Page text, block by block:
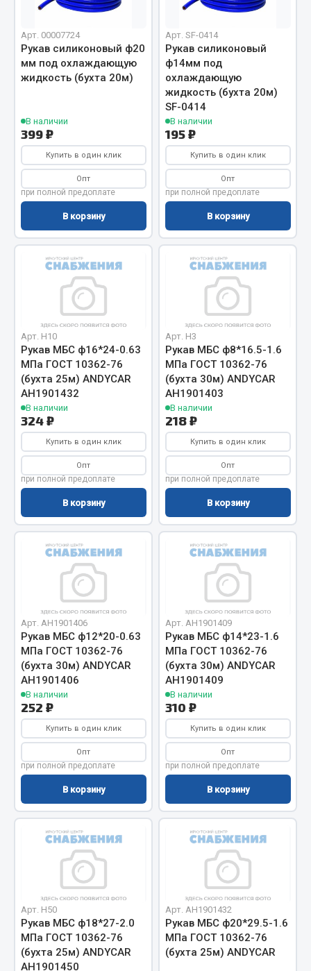
Показать ещё
Весь раздел
Цепи подъёмные
Весь раздел
Кольца уплотнительные
Лента конвейерная
Манжеты
Паронит
Патрубки
Прокладки
Рукава высокого давления
Показать ещё
Весь раздел
Автомобильная электрика
Автолампы
Блоки реле и предохранителей
Вилки нагрузочные
Выключатели и переключатели клавишные
Выключатель массы
Изолента
Показать ещё
Весь раздел
Запчасти на полуприцепы
Амортизаторы для полуприцепов
Весь раздел
Запчасти КамАЗ
Двигатель
Система питания
Система выпуска газа
Система охлаждения
Сцепление
Коробка передач
Коробка передач ZF
Показать ещё
Арт. 00007724
Рукав силиконовый ф20
мм под охлаждающую
жидкость (бухта 20м)
В наличии
399 ₽
Купить в один клик
Опт
при полной предоплате
В корзину
Арт. SF-0414
Рукав силиконовый
ф14мм под
охлаждающую
жидкость (бухта 20м)
SF-0414
В наличии
195 ₽
Купить в один клик
Опт
при полной предоплате
В корзину
Арт. Н10
Рукав МБС ф16*24-0.63
МПа ГОСТ 10362-76
(бухта 25м) ANDYCAR
АН1901432
В наличии
324 ₽
Купить в один клик
Опт
при полной предоплате
В корзину
Арт. Н3
Рукав МБС ф8*16.5-1.6
МПа ГОСТ 10362-76
(бухта 30м) ANDYCAR
АН1901403
В наличии
218 ₽
Купить в один клик
Опт
при полной предоплате
В корзину
Арт. АН1901406
Рукав МБС ф12*20-0.63
МПа ГОСТ 10362-76
(бухта 30м) ANDYCAR
АН1901406
В наличии
252 ₽
Купить в один клик
Опт
при полной предоплате
В корзину
Арт. АН1901409
Рукав МБС ф14*23-1.6
МПа ГОСТ 10362-76
(бухта 30м) ANDYCAR
АН1901409
В наличии
310 ₽
Купить в один клик
Опт
при полной предоплате
В корзину
Арт. Н50
Рукав МБС ф18*27-2.0
МПа ГОСТ 10362-76
(бухта 25м) ANDYCAR
АН1901450
Арт. АН1901432
Рукав МБС ф20*29.5-1.6
МПа ГОСТ 10362-76
(бухта 25м) ANDYCAR